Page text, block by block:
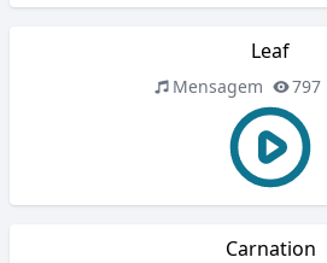
Leaf
Mensagem 797
Carnation